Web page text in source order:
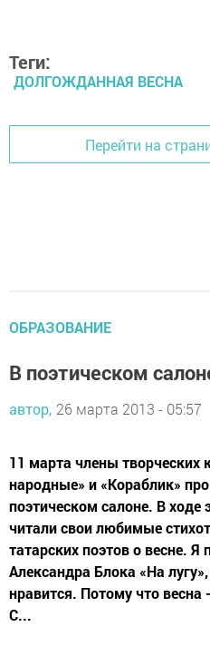
Теги:
ДОЛГОЖДАННАЯ ВЕСНА
Перейти на
ОБРАЗОВАНИЕ
В поэтическом
автор, 26 марта 2013 - 05:57
11 марта члены творческих
народные» и «Кораблик»
поэтическом салоне. В ходе
читали свои любимые
татарских поэтов о весне. Я
Александра Блока «На
нравится. Потому что
С...